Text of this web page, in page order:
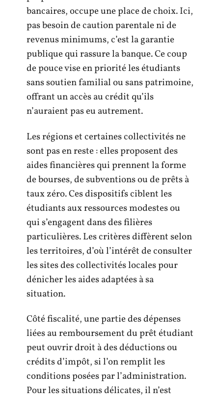
bancaires, occupe une place de choix. Ici,
pas besoin de caution parentale ni de
revenus minimums, c’est la garantie
publique qui rassure la banque. Ce coup
de pouce vise en priorité les étudiants
sans soutien familial ou sans patrimoine,
offrant un accès au crédit qu’ils
n’auraient pas eu autrement.
Les régions et certaines collectivités ne
sont pas en reste : elles proposent des
aides financières qui prennent la forme
de bourses, de subventions ou de prêts à
taux zéro. Ces dispositifs ciblent les
étudiants aux ressources modestes ou
qui s’engagent dans des filières
particulières. Les critères diffèrent selon
les territoires, d’où l’intérêt de consulter
les sites des collectivités locales pour
dénicher les aides adaptées à sa
situation.
Côté fiscalité, une partie des dépenses
liées au remboursement du prêt étudiant
peut ouvrir droit à des déductions ou
crédits d’impôt, si l’on remplit les
conditions posées par l’administration.
Pour les situations délicates, il n’est